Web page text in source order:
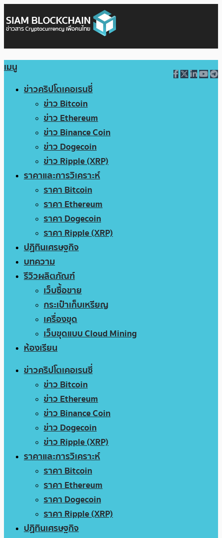
เมนู
ข่าวคริปโตเคอเรนซี่
ข่าว Bitcoin
ข่าว Ethereum
ข่าว Binance Coin
ข่าว Dogecoin
ข่าว Ripple (XRP)
ราคาและการวิเคราะห์
ราคา Bitcoin
ราคา Ethereum
ราคา Dogecoin
ราคา Ripple (XRP)
ปฏิทินเศรษฐกิจ
บทความ
รีวิวผลิตภัณฑ์
เว็บซื้อขาย
กระเป๋าเก็บเหรียญ
เครื่องขุด
เว็บขุดแบบ Cloud Mining
ห้องเรียน
ข่าวคริปโตเคอเรนซี่
ข่าว Bitcoin
ข่าว Ethereum
ข่าว Binance Coin
ข่าว Dogecoin
ข่าว Ripple (XRP)
ราคาและการวิเคราะห์
ราคา Bitcoin
ราคา Ethereum
ราคา Dogecoin
ราคา Ripple (XRP)
ปฏิทินเศรษฐกิจ